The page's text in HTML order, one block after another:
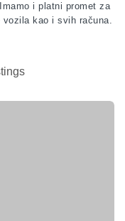
i platni promet za
kao i svih računa.